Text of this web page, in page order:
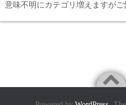
意味不明にカテゴリ増えますがご